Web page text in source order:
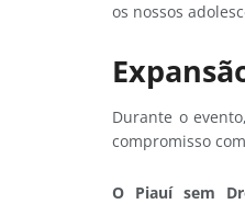
os nossos
Durante o
compromisso
O Piauí sem